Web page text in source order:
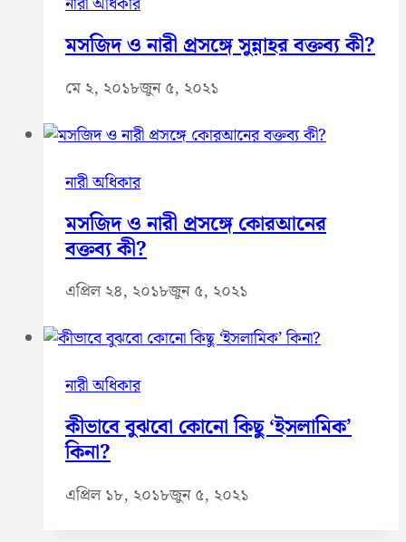
মসজিদ ও নারী প্রসঙ্গে সুন্নাহর বক্তব্য কী?
মে ২, ২০১৮জুন ৫, ২০২১
নারী অধিকার
মসজিদ ও নারী প্রসঙ্গে কোরআনের
বক্তব্য কী?
এপ্রিল ২৪, ২০১৮জুন ৫, ২০২১
নারী অধিকার
কীভাবে বুঝবো কোনো কিছু ‘ইসলামিক’
কিনা?
এপ্রিল ১৮, ২০১৮জুন ৫, ২০২১